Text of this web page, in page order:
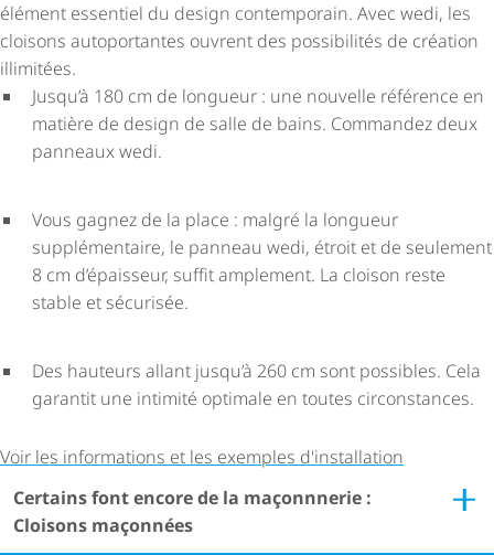
élément essentiel du design contemporain. Avec wedi, les
cloisons autoportantes ouvrent des possibilités de création
illimitées.
Jusqu’à 180 cm de longueur : une nouvelle référence en
matière de design de salle de bains. Commandez deux
panneaux wedi.
Vous gagnez de la place : malgré la longueur
supplémentaire, le panneau wedi, étroit et de seulement
8 cm d’épaisseur, suffit amplement. La cloison reste
stable et sécurisée.
Des hauteurs allant jusqu’à 260 cm sont possibles. Cela
garantit une intimité optimale en toutes circonstances.
Voir les informations et les exemples d'installation
Certains font encore de la maçonnnerie :
Cloisons maçonnées